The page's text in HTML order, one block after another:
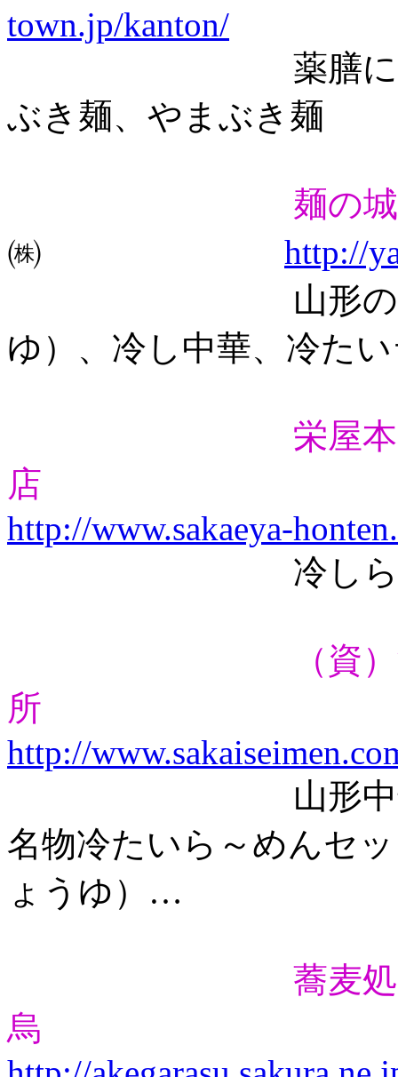
town.jp/kanton/
薬膳にんにく
ぶき麺、やまぶき麺
麺の
㈱ http://
山形のラーメ
ゆ）、冷し中華、冷た
栄屋本
店
http://www.sakaeya-
冷しらーめん
（資
所
http://
山形中華亭の
名物冷たいら～めんセ
ょうゆ）…
蕎麦
烏